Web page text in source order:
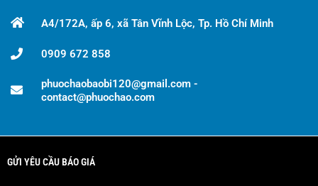
A4/172A, ấp 6, xã Tân Vĩnh Lộc, Tp. Hồ Chí Minh
0909 672 858
phuochaobaobi120@gmail.com -
contact@phuochao.com
GỬI YÊU CẦU BÁO GIÁ